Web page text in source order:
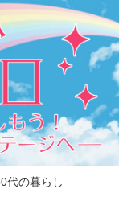
代の暮らし